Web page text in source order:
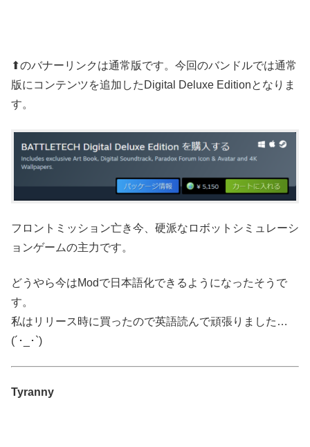
⬆のバナーリンクは通常版です。今回のバンドルでは通常
版にコンテンツを追加したDigital Deluxe Editionとなりま
す。
フロントミッション亡き今、硬派なロボットシミュレーシ
ョンゲームの主力です。
どうやら今はModで日本語化できるようになったそうで
す。
私はリリース時に買ったので英語読んで頑張りました…
(´･_･`)
Tyranny